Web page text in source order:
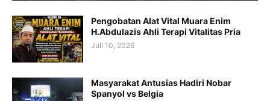
Pengobatan Alat Vital Muara Enim
H.Abdulazis Ahli Terapi Vitalitas Pria
Juli 10, 2026
Masyarakat Antusias Hadiri Nobar
Spanyol vs Belgia